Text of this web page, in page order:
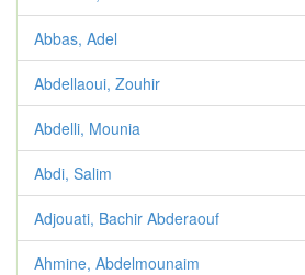
Abbas, Adel
Abdellaoui, Zouhir
Abdelli, Mounia
Abdi, Salim
Adjouati, Bachir Abderaouf
Ahmine, Abdelmounaim